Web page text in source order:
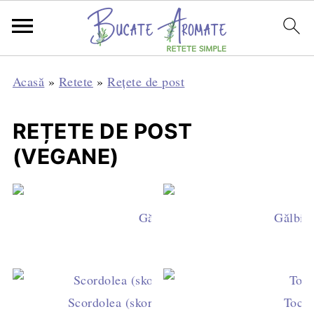
Acasă » Retete »Rețete de post
REȚETE DE POST
(VEGANE)
Gălbiori cu orez și ceapă verde
Scordolea (skordalia) - piure de cartofi